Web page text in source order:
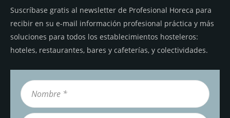
Suscríbase gratis al newsletter de Profesional Horeca para
recibir en su e-mail información profesional práctica y más
soluciones para todos los establecimientos hosteleros:
hoteles, restaurantes, bares y cafeterías, y colectividades.